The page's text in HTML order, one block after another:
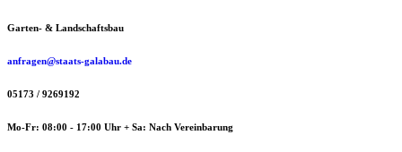
Zum
springen
Garten- & Landschaftsbau
anfragen@staats-galabau.de
05173 / 9269192
Mo-Fr: 08:00 - 17:00 Uhr + Sa: Nach Vereinbarung